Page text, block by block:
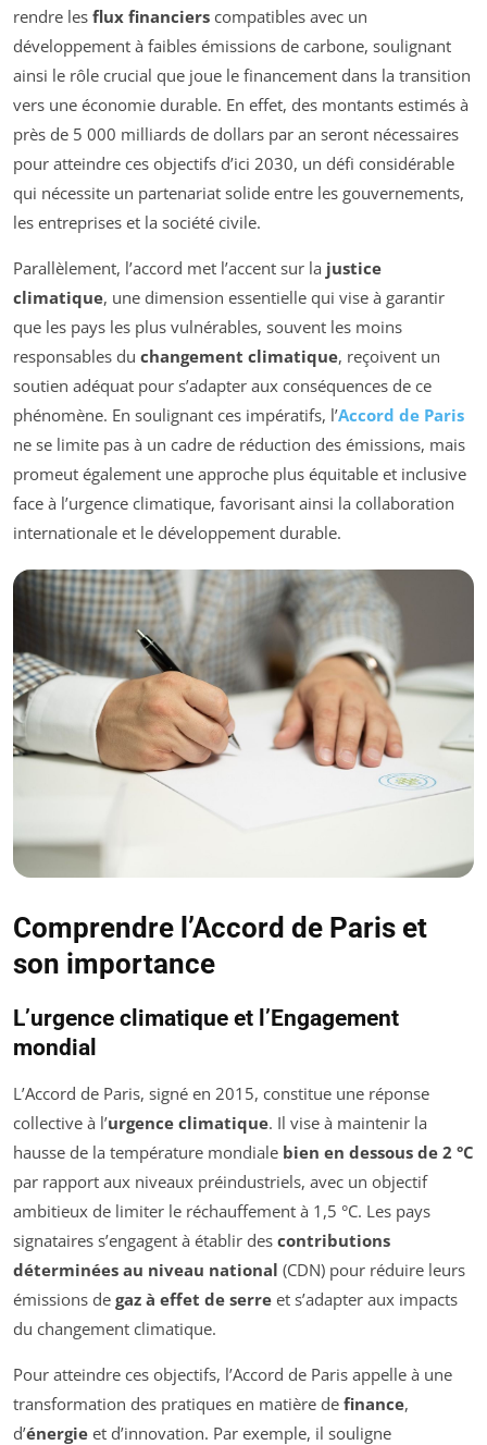
rendre les flux financiers compatibles avec un
développement à faibles émissions de carbone, soulignant
ainsi le rôle crucial que joue le financement dans la transition
vers une économie durable. En effet, des montants estimés à
près de 5 000 milliards de dollars par an seront nécessaires
pour atteindre ces objectifs d’ici 2030, un défi considérable
qui nécessite un partenariat solide entre les gouvernements,
les entreprises et la société civile.
Parallèlement, l’accord met l’accent sur la justice
climatique, une dimension essentielle qui vise à garantir
que les pays les plus vulnérables, souvent les moins
responsables du changement climatique, reçoivent un
soutien adéquat pour s’adapter aux conséquences de ce
phénomène. En soulignant ces impératifs, l’Accord de Paris
ne se limite pas à un cadre de réduction des émissions, mais
promeut également une approche plus équitable et inclusive
face à l’urgence climatique, favorisant ainsi la collaboration
internationale et le développement durable.
Comprendre l’Accord de Paris et
son importance
L’urgence climatique et l’Engagement
mondial
L’Accord de Paris, signé en 2015, constitue une réponse
collective à l’urgence climatique. Il vise à maintenir la
hausse de la température mondiale bien en dessous de 2 °C
par rapport aux niveaux préindustriels, avec un objectif
ambitieux de limiter le réchauffement à 1,5 °C. Les pays
signataires s’engagent à établir des contributions
déterminées au niveau national (CDN) pour réduire leurs
émissions de gaz à effet de serre et s’adapter aux impacts
du changement climatique.
Pour atteindre ces objectifs, l’Accord de Paris appelle à une
transformation des pratiques en matière de finance,
d’énergie et d’innovation. Par exemple, il souligne